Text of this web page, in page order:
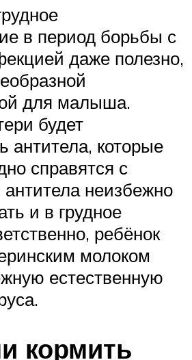
в период борьбы с
даже полезно,
для малыша.
будет
антитела, которые
справятся с
неизбежно
и в грудное
ребёнок
молоком
естественную
кормить